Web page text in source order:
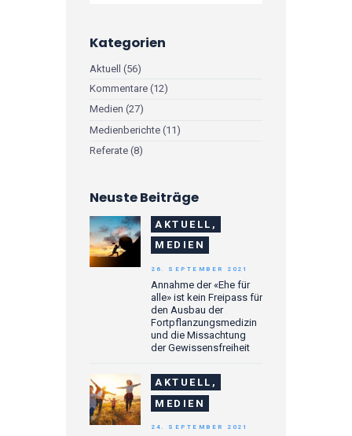
Kategorien
Aktuell (56)
Kommentare (12)
Medien (27)
Medienberichte (11)
Referate (8)
Neuste Beiträge
AKTUELL,
MEDIEN
Annahme der «Ehe für
alle» ist kein Freipass für
den Ausbau der
Fortpflanzungsmedizin
und die Missachtung
der Gewissensfreiheit
26. SEPTEMBER 2021
AKTUELL,
MEDIEN
24. SEPTEMBER 2021